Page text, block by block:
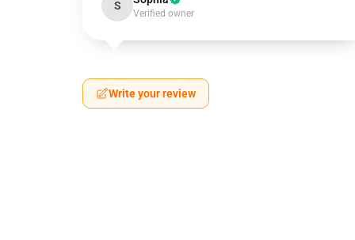
S
Verified owner
Write your review